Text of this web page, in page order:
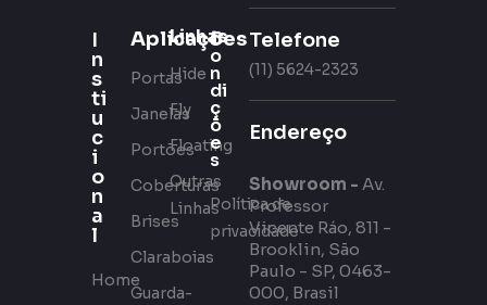
I
n
s
ti
u
c
i
o
n
a
l
Home
Aplicações
Portas
Janelas
Portões
Coberturas
Brises
Claraboias
Guarda-
Linhas
Hide
Fly
Floating
Outras
Linhas
C
o
n
di
ç
õ
e
s
Política de
privacidade
Telefone
(11) 5624-2323
Endereço
Showroom - Av.
Professor
Vicente Ráo, 811 -
Brooklin, São
Paulo - SP, 0463-
000, Brasil